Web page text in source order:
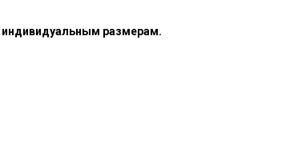
размерам.